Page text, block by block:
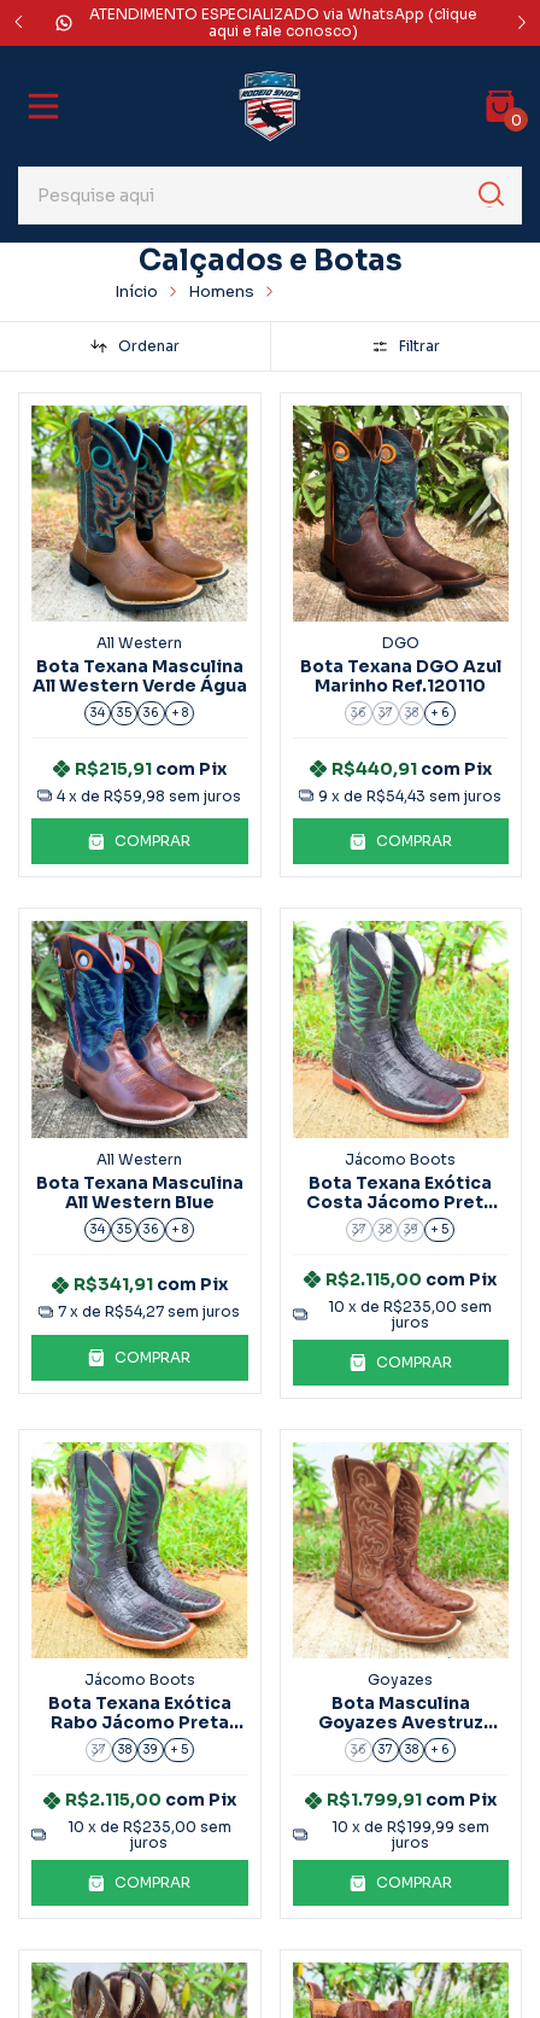
ATENDIMENTO ESPECIALIZADO via WhatsApp (clique
aqui e fale conosco)
0
Calçados e Botas
Início Homens
Ordenar Filtrar
All Western
Bota Texana Masculina
All Western Verde Água
34 35 36 + 8
R$215,91 com Pix
4 x deR$59,98 sem juros
COMPRAR
DGO
Bota Texana DGO Azul
Marinho Ref.120110
36 37 38 + 6
R$440,91 com Pix
9 x deR$54,43 sem juros
COMPRAR
All Western
Bota Texana Masculina
All Western Blue
34 35 36 + 8
R$341,91 com Pix
7 x deR$54,27 sem juros
COMPRAR
Jácomo Boots
Bota Texana Exótica
Costa Jácomo Preta
Ref.60011
37 38 39 + 5
R$2.115,00 com Pix
10 x deR$235,00 sem
juros
COMPRAR
Jácomo Boots
Bota Texana Exótica
Rabo Jácomo Preta
Ref.60012
37 38 39 + 5
R$2.115,00 com Pix
10 x de R$235,00 sem
juros
COMPRAR
Goyazes
Bota Masculina
Goyazes Avestruz
Ref.243002-AC
36 37 38 + 6
R$1.799,91 com Pix
10 x de R$199,99 sem
juros
COMPRAR